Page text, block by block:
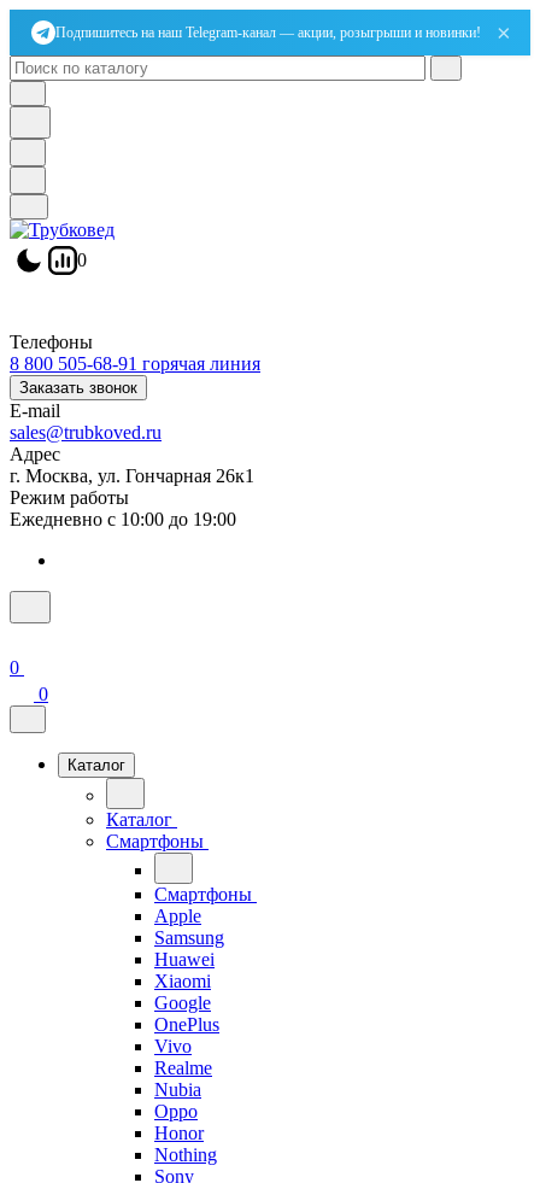
Подпишитесь на наш Telegram-канал — акции, розыгрыши и новинки! ×
0
Телефоны
8 800 505-68-91 горячая линия
Заказать звонок
E-mail
sales@trubkoved.ru
Адрес
г. Москва, ул. Гончарная 26к1
Режим работы
Ежедневно с 10:00 до 19:00
0
0
Каталог
Каталог
Смартфоны
Смартфоны
Apple
Samsung
Huawei
Xiaomi
Google
OnePlus
Vivo
Realme
Nubia
Oppo
Honor
Nothing
Sony